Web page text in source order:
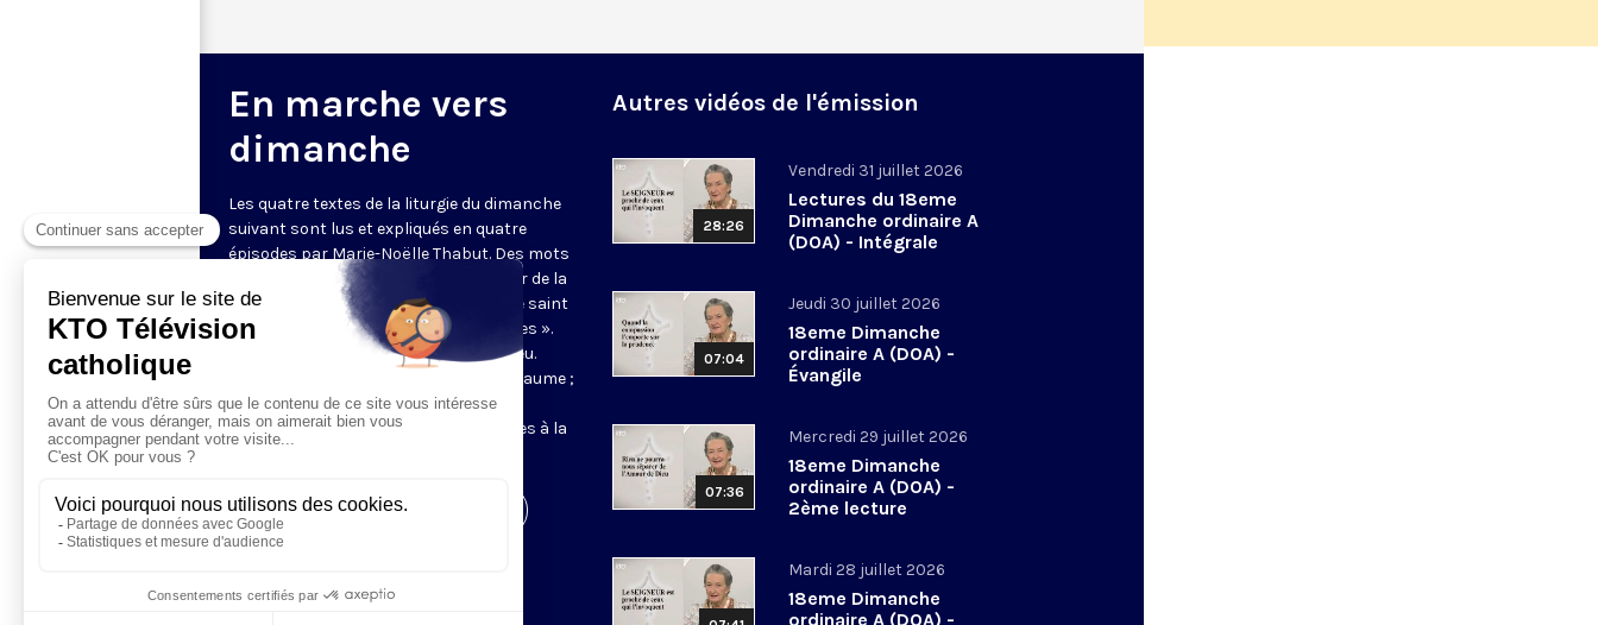
En marche vers
dimanche
Les quatre textes de la liturgie du dimanche
suivant sont lus et expliqués en quatre
épisodes par Marie-Noëlle Thabut. Des mots
simples et lumineux pour aller au cœur de la
Révélation biblique, entrer dans ce que saint
Luc appelle « l’intelligence des Écritures ».
Chaque jour, vivez avec la Parole de Dieu.
Lundi, la première lecture ; mardi, le psaume ;
mercredi, la deuxième lecture ; jeudi,
l’Évangile ; vendredi, les quatre épisodes à la
Visiter la page de l'émission
Autres vidéos de l'émission
28:26
Vendredi 31 juillet 2026
Lectures du 18eme
Dimanche ordinaire A
(DOA) - Intégrale
07:04
Jeudi 30 juillet 2026
18eme Dimanche
ordinaire A (DOA) -
Évangile
07:36
Mercredi 29 juillet 2026
18eme Dimanche
ordinaire A (DOA) -
2ème lecture
Mardi 28 juillet 2026
18eme Dimanche
ordinaire A (DOA) -